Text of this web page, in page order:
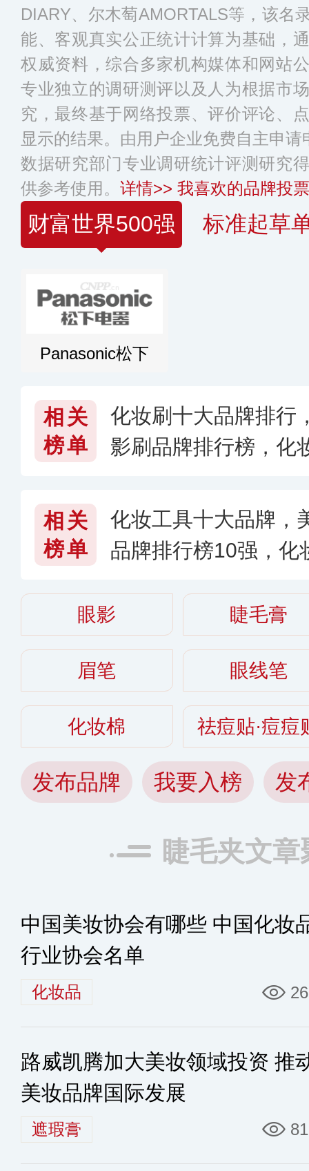
DIARY、尔木萄AMORTALS等，该名
能、客观真实公正统计计算为基础，
权威资料，综合多家机构媒体和网站
专业独立的调研测评以及人为根据市
究，最终基于网络投票、评价评论、
显示的结果。由用户企业免费自主申
数据研究部门专业调研统计评测研究
供参考使用。 详情>> 我喜欢的品牌投
财富世界500强 标准起草
Panasonic松下
相关
榜单
化妆刷十大品牌排行
影刷品牌排行榜，化
相关
榜单
化妆工具十大品牌，
品牌排行榜10强，化
眼影 睫毛膏
眉笔 眼线笔
化妆棉 祛痘贴·痘痘
发布品牌 我要入榜 发
睫毛夹文章
中国美妆协会有哪些 中国化妆
行业协会名单
化妆品
路威凯腾加大美妆领域投资 推
美妆品牌国际发展
遮瑕膏